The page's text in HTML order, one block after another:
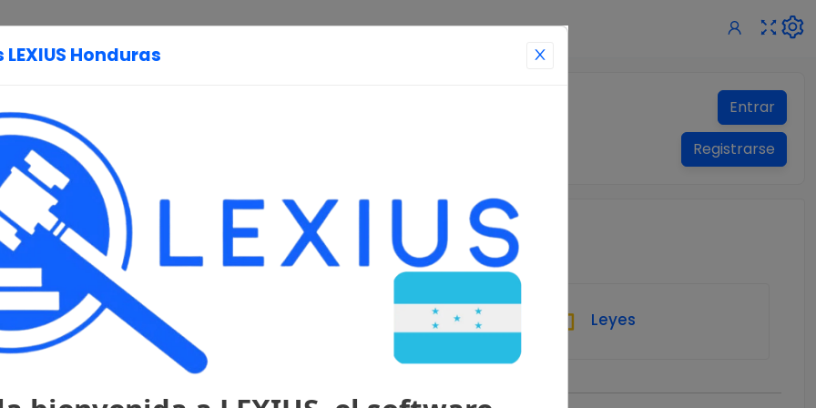
Honduras
Principal
Entrar
Registrarse
Legislación
Constitución
1982
Leyes